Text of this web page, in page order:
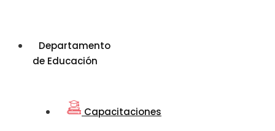
Departamento
de Educación
Capacitaciones